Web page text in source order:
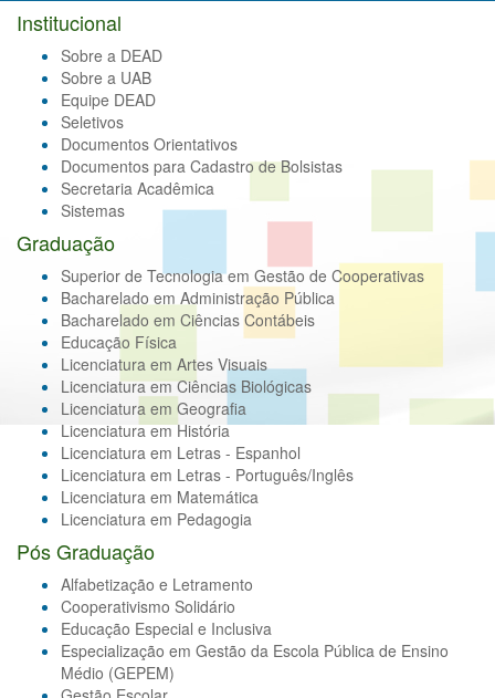
Institucional
Sobre a DEAD
Sobre a UAB
Equipe DEAD
Seletivos
Documentos Orientativos
Documentos para Cadastro de Bolsistas
Secretaria Acadêmica
Sistemas
Graduação
Superior de Tecnologia em Gestão de Cooperativas
Bacharelado em Administração Pública
Bacharelado em Ciências Contábeis
Educação Física
Licenciatura em Artes Visuais
Licenciatura em Ciências Biológicas
Licenciatura em Geografia
Licenciatura em História
Licenciatura em Letras - Espanhol
Licenciatura em Letras - Português/Inglês
Licenciatura em Matemática
Licenciatura em Pedagogia
Pós Graduação
Alfabetização e Letramento
Cooperativismo Solidário
Educação Especial e Inclusiva
Especialização em Gestão da Escola Pública de Ensino
Médio (GEPEM)